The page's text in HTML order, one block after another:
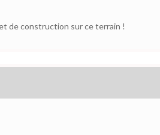
de construction sur ce terrain !